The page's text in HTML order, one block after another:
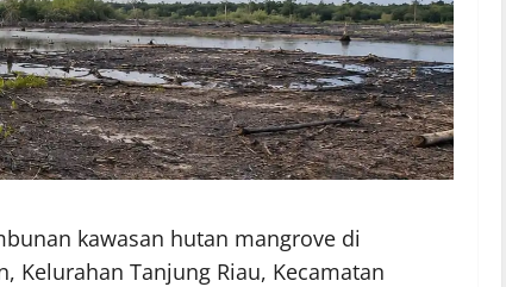
kawasan hutan mangrove di
Kelurahan Tanjung Riau, Kecamatan